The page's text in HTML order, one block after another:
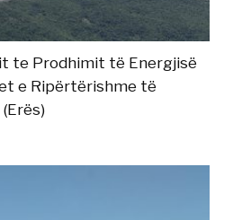
te Prodhimit të Energjisë
e Ripërtërishme të